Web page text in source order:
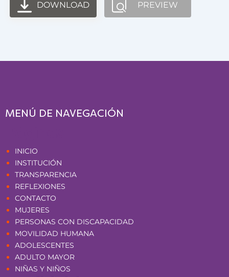
DOWNLOAD PREVIEW
MENÚ DE NAVEGACIÓN
INICIO
INSTITUCIÓN
TRANSPARENCIA
REFLEXIONES
CONTACTO
MUJERES
PERSONAS CON DISCAPACIDAD
MOVILIDAD HUMANA
ADOLESCENTES
ADULTO MAYOR
NIÑAS Y NIÑOS